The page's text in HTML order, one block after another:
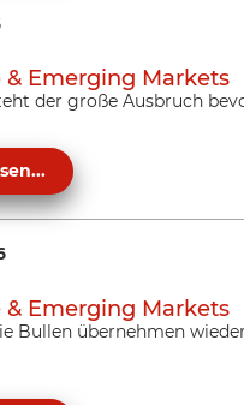
& Emerging Markets
der große Ausbruch
& Emerging Markets
Bullen übernehmen